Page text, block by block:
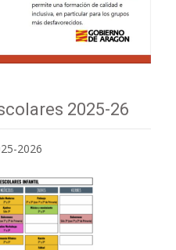
2025-26
2026